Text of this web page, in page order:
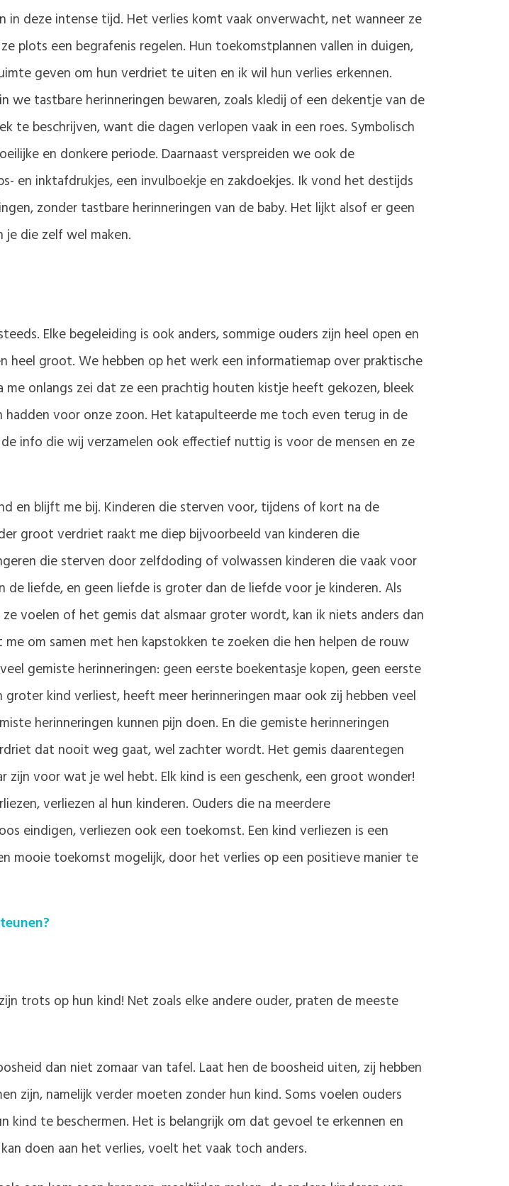
in deze intense tijd. Het verlies komt vaak onverwacht, net wanneer ze
plots een begrafenis regelen. Hun toekomstplannen vallen in duigen,
geven om hun verdriet te uiten en ik wil hun verlies erkennen.
tastbare herinneringen bewaren, zoals kledij of een dekentje van de
te beschrijven, want die dagen verlopen vaak in een roes. Symbolisch
en donkere periode. Daarnaast verspreiden we ook de
en inktafdrukjes, een invulboekje en zakdoekjes. Ik vond het destijds
zonder tastbare herinneringen van de baby. Het lijkt alsof er geen
je die zelf wel maken.
Elke begeleiding is ook anders, sommige ouders zijn heel open en
heel groot. We hebben op het werk een informatiemap over praktische
onlangs zei dat ze een prachtig houten kistje heeft gekozen, bleek
voor onze zoon. Het katapulteerde me toch even terug in de
info die wij verzamelen ook effectief nuttig is voor de mensen en ze
en blijft me bij. Kinderen die sterven voor, tijdens of kort na de
groot verdriet raakt me diep bijvoorbeeld van kinderen die
die sterven door zelfdoding of volwassen kinderen die vaak voor
liefde, en geen liefde is groter dan de liefde voor je kinderen. Als
voelen of het gemis dat alsmaar groter wordt, kan ik niets anders dan
om samen met hen kapstokken te zoeken die hen helpen de rouw
gemiste herinneringen: geen eerste boekentasje kopen, geen eerste
kind verliest, heeft meer herinneringen maar ook zij hebben veel
herinneringen kunnen pijn doen. En die gemiste herinneringen
dat nooit weg gaat, wel zachter wordt. Het gemis daarentegen
voor wat je wel hebt. Elk kind is een geschenk, een groot wonder!
verliezen al hun kinderen. Ouders die na meerdere
eindigen, verliezen ook een toekomst. Een kind verliezen is een
mooie toekomst mogelijk, door het verlies op een positieve manier te
trots op hun kind! Net zoals elke andere ouder, praten de meeste
dan niet zomaar van tafel. Laat hen de boosheid uiten, zij hebben
zijn, namelijk verder moeten zonder hun kind. Soms voelen ouders
te beschermen. Het is belangrijk om dat gevoel te erkennen en
doen aan het verlies, voelt het vaak toch anders.